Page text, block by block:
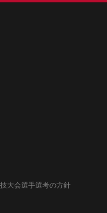
大会選手選考の方針